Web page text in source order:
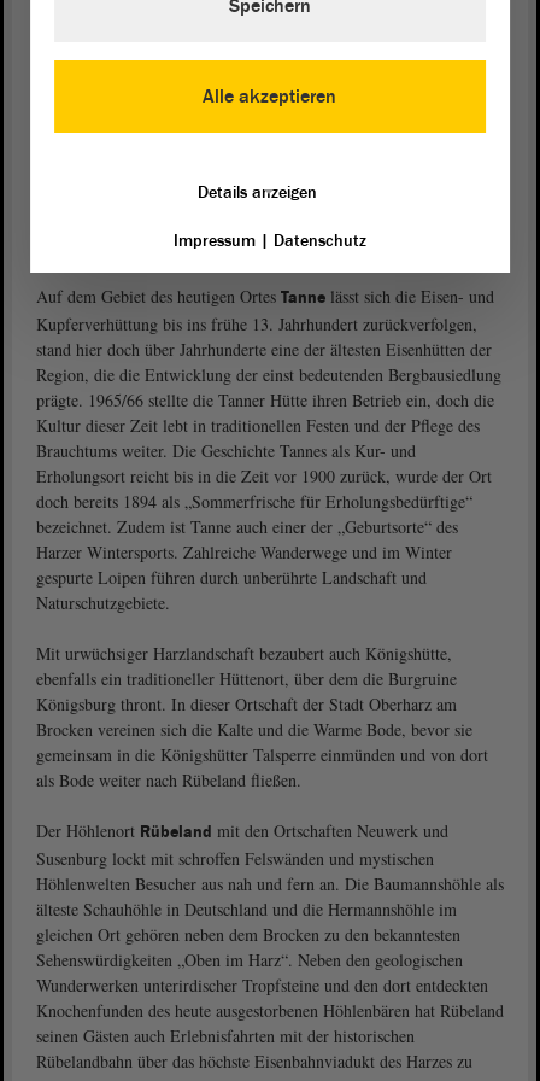
Auf dem Gebiet des heutigen Ortes Tanne lässt sich die Eisen- und
Kupferverhüttung bis ins frühe 13. Jahrhundert zurückverfolgen,
stand hier doch über Jahrhunderte eine der ältesten Eisenhütten der
Region, die die Entwicklung der einst bedeutenden Bergbausiedlung
prägte. 1965/66 stellte die Tanner Hütte ihren Betrieb ein, doch die
Kultur dieser Zeit lebt in traditionellen Festen und der Pflege des
Brauchtums weiter. Die Geschichte Tannes als Kur- und
Erholungsort reicht bis in die Zeit vor 1900 zurück, wurde der Ort
doch bereits 1894 als „Sommerfrische für Erholungsbedürftige“
bezeichnet. Zudem ist Tanne auch einer der „Geburtsorte“ des
Harzer Wintersports. Zahlreiche Wanderwege und im Winter
gespurte Loipen führen durch unberührte Landschaft und
Naturschutzgebiete.
Mit urwüchsiger Harzlandschaft bezaubert auch Königshütte,
ebenfalls ein traditioneller Hüttenort, über dem die Burgruine
Königsburg thront. In dieser Ortschaft der Stadt Oberharz am
Brocken vereinen sich die Kalte und die Warme Bode, bevor sie
gemeinsam in die Königshütter Talsperre einmünden und von dort
als Bode weiter nach Rübeland fließen.
Der Höhlenort Rübeland mit den Ortschaften Neuwerk und
Susenburg lockt mit schroffen Felswänden und mystischen
Höhlenwelten Besucher aus nah und fern an. Die Baumannshöhle als
älteste Schauhöhle in Deutschland und die Hermannshöhle im
gleichen Ort gehören neben dem Brocken zu den bekanntesten
Sehenswürdigkeiten „Oben im Harz“. Neben den geologischen
Wunderwerken unterirdischer Tropfsteine und den dort entdeckten
Knochenfunden des heute ausgestorbenen Höhlenbären hat Rübeland
seinen Gästen auch Erlebnisfahrten mit der historischen
Rübelandbahn über das höchste Eisenbahnviadukt des Harzes zu
Alle akzeptieren
Speichern
Details anzeigen
Impressum| Datenschutz